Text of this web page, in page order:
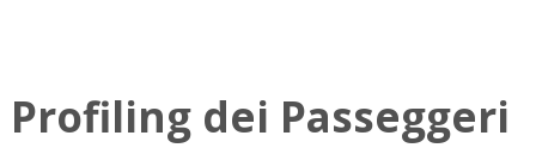
Profiling dei Passeggeri